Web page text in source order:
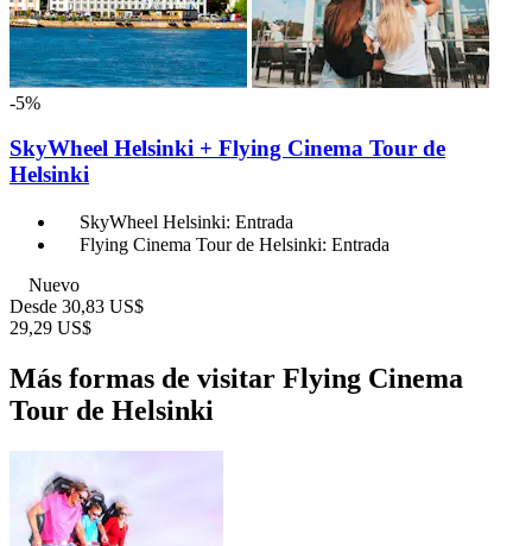
-5%
SkyWheel Helsinki + Flying Cinema Tour de
Helsinki
SkyWheel Helsinki: Entrada
Flying Cinema Tour de Helsinki: Entrada
Nuevo
Desde 30,83 US$
29,29 US$
Más formas de visitar Flying Cinema
Tour de Helsinki